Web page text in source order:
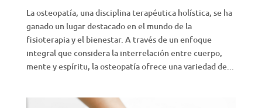
La osteopatía, una disciplina terapéutica holística, se ha
ganado un lugar destacado en el mundo de la
fisioterapia y el bienestar. A través de un enfoque
integral que considera la interrelación entre cuerpo,
mente y espíritu, la osteopatía ofrece una variedad de...